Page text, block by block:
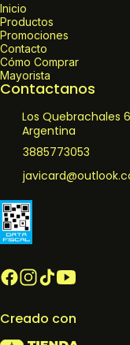
Inicio
Productos
Promociones
Contacto
Cómo Comprar
Mayorista
Contactanos
Los Quebrachales
Argentina
3885773053
Creado con